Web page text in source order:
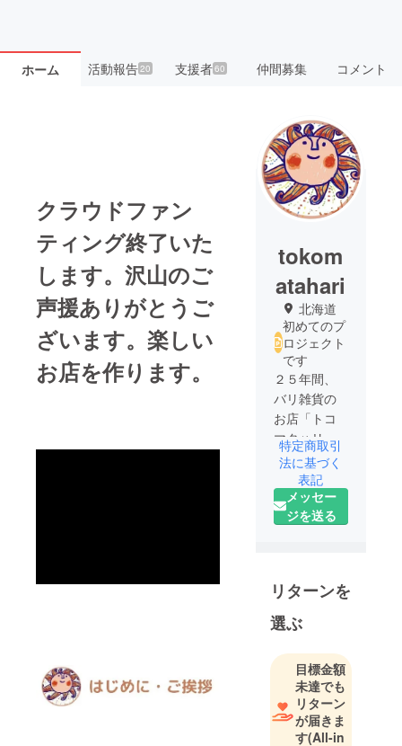
ホーム 活動報告20 支援者60 仲間募集 コメント
クラウドファン
ティング終了いた
します。沢山のご
声援ありがとうご
ざいます。楽しい
お店を作ります。
tokom
atahari
北海道
初めてのプ
ロジェクト
です
２５年間、
バリ雑貨の
お店「トコ
マタハリ」
を展開。
2023年から
新しい挑
戦。
プ」を作
る。
特定商取引
法に基づく
表記
メッセー
ジを送る
リターンを
選ぶ
目標金額
未達でも
リターン
が届きま
す(All-in